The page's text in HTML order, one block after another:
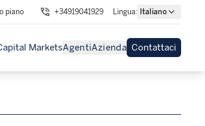
piano +34919041929 Lingua: Italiano
MarketsAgentiAzienda Contattaci